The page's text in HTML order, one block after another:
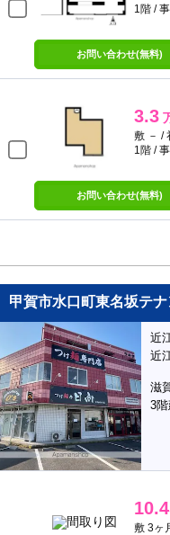
1階 /
お問い合わせ(無料)
3.3
敷 － /
1階 /
お問い合わせ(無料)
甲賀市水口町東名坂テナ
近
近
滋
3
敷 3ヶ